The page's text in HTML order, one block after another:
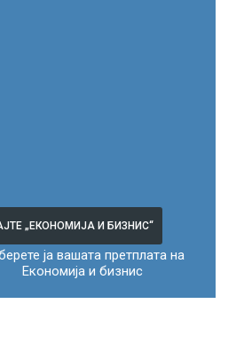
„ЕКОНОМИЈА И БИЗНИС“
ја вашата претплата на
Економија и бизнис